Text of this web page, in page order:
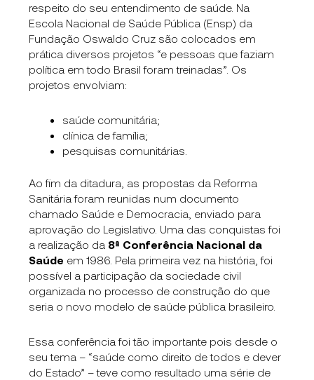
respeito do seu entendimento de saúde. Na
Escola Nacional de Saúde Pública (Ensp) da
Fundação Oswaldo Cruz são colocados em
prática diversos projetos “e pessoas que faziam
política em todo Brasil foram treinadas”. Os
projetos envolviam:
saúde comunitária;
clínica de família;
pesquisas comunitárias.
Ao fim da ditadura, as propostas da Reforma
Sanitária foram reunidas num documento
chamado Saúde e Democracia, enviado para
aprovação do Legislativo. Uma das conquistas foi
a realização da 8ª Conferência Nacional da
Saúde em 1986. Pela primeira vez na história, foi
possível a participação da sociedade civil
organizada no processo de construção do que
seria o novo modelo de saúde pública brasileiro.
Essa conferência foi tão importante pois desde o
seu tema – “saúde como direito de todos e dever
do Estado” – teve como resultado uma série de